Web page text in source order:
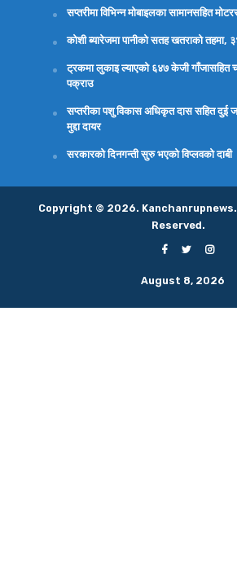
सप्तरीमा विभिन्न मोबाइलका सामानसहित
कोशी ब्यारेजमा पानीको सतह खतराको तहमा,
ट्रकमा लुकाइ ल्याएको ६४७ केजी
पक्राउ
सप्तरीका पशु विकास अधिकृत दास सहित दुई
मुद्दा दायर
सरकारको दिनगन्ती सुरु भएको विप्लवको दाबी
Copyright © 2026.
Reserved.
August 8, 2026